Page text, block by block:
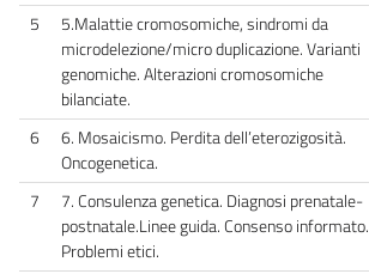
5
5.Malattie cromosomiche, sindromi da
microdelezione/micro duplicazione. Varianti
genomiche. Alterazioni cromosomiche
bilanciate.
6
6. Mosaicismo. Perdita dell’eterozigosità.
Oncogenetica.
7
7. Consulenza genetica. Diagnosi prenatale-
postnatale.Linee guida. Consenso informato.
Problemi etici.